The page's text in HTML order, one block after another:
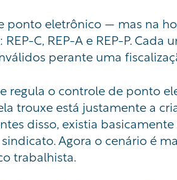
ponto eletrônico — mas na
C, REP-A e REP-P.
perante uma
regula o controle de ponto
trouxe está justamente a
disso, existia
Agora o cenário é
trabalhista.